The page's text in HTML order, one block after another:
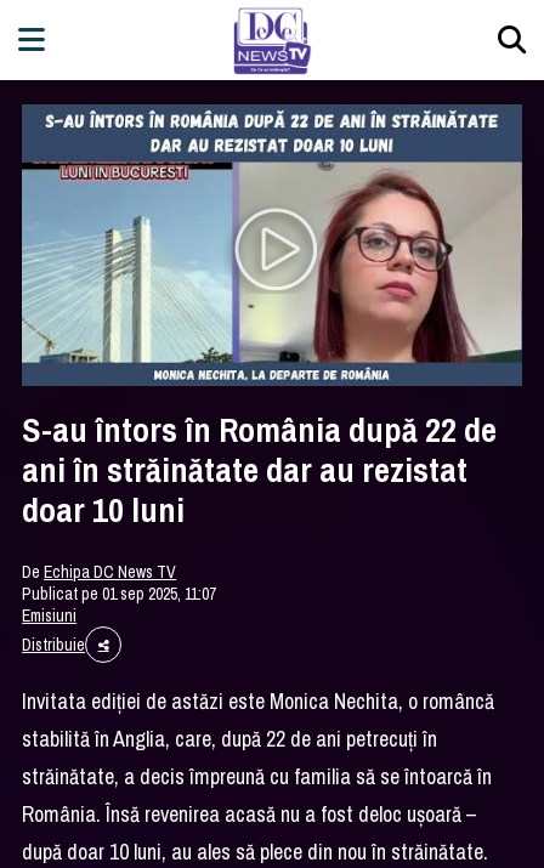
S-au întors în România după 22 de
ani în străinătate dar au rezistat
doar 10 luni
DeEchipa DC News TV
Publicat pe 01 sep 2025, 11:07
Emisiuni
Distribuie
Invitata ediției de astăzi este Monica Nechita, o româncă
stabilită în Anglia, care, după 22 de ani petrecuți în
străinătate, a decis împreună cu familia să se întoarcă în
România. Însă revenirea acasă nu a fost deloc ușoară –
după doar 10 luni, au ales să plece din nou în străinătate.